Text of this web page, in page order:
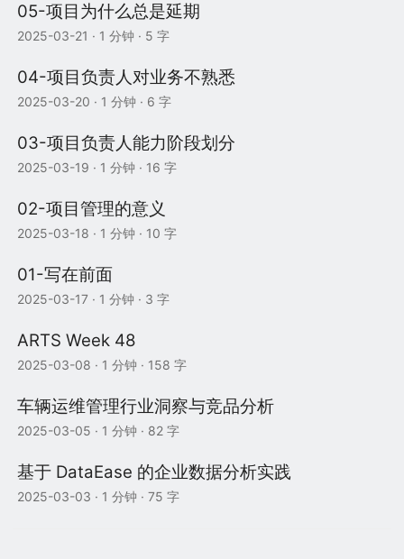
05-项目为什么总是延期
2025-03-21 · 1 分钟 · 5 字
04-项目负责人对业务不熟悉
2025-03-20 · 1 分钟 · 6 字
03-项目负责人能力阶段划分
2025-03-19 · 1 分钟 · 16 字
02-项目管理的意义
2025-03-18 · 1 分钟 · 10 字
01-写在前面
2025-03-17 · 1 分钟 · 3 字
ARTS Week 48
2025-03-08 · 1 分钟 · 158 字
车辆运维管理行业洞察与竞品分析
2025-03-05 · 1 分钟 · 82 字
基于 DataEase 的企业数据分析实践
2025-03-03 · 1 分钟 · 75 字